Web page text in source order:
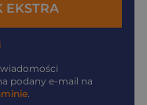
EKSTRA
podany e-mail na
.